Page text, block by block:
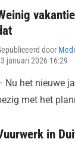
door
januari 2026 16:29
Nu het nieuwe
met het
in